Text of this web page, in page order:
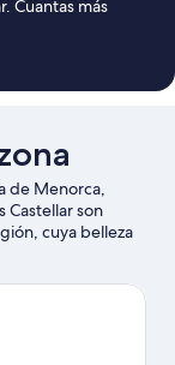
461 €
Cuantas más
de Menorca,
Castellar son
cuya belleza
Son Xoriguer.
todas las